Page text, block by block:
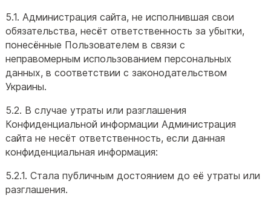
5.1. Администрация сайта, не исполнившая свои
обязательства, несёт ответственность за убытки,
понесённые Пользователем в связи с
неправомерным использованием персональных
данных, в соответствии с законодательством
Украины.
5.2. В случае утраты или разглашения
Конфиденциальной информации Администрация
сайта не несёт ответственность, если данная
конфиденциальная информация:
5.2.1. Стала публичным достоянием до её утраты или
разглашения.